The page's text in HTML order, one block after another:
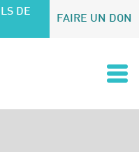
DE
FAIRE UN DON